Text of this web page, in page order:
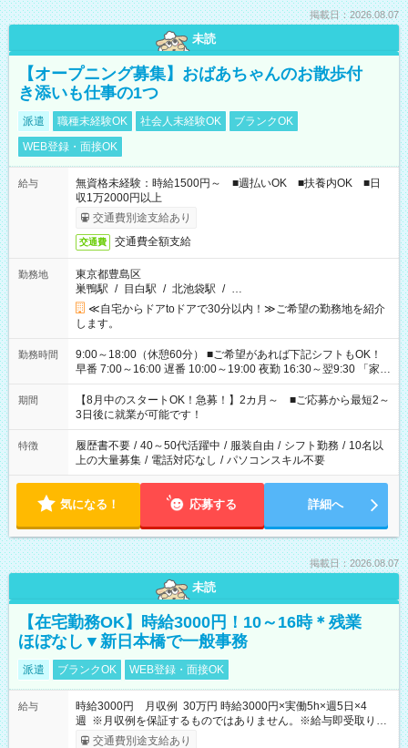
掲載日：2026.08.07
未読
【オープニング募集】おばあちゃんのお散歩付
き添いも仕事の1つ
派遣 職種未経験OK 社会人未経験OK
ブランクOK
WEB登録・面接OK
給与
無資格未経験：時給1500円～ ■週払いOK ■扶養内OK ■日
収1万2000円以上
交通費別途支給あり
交通費 交通費全額支給
勤務地
東京都豊島区
巣鴨駅 / 目白駅 / 北池袋駅 / …
≪自宅からドアtoドアで30分以内！≫ご希望の勤務地を紹介
します。
勤務時間
9:00～18:00（休憩60分） ■ご希望があれば下記シフトもOK！
早番 7:00～16:00 遅番 10:00～19:00 夜勤 16:30～翌9:30 「家族
と休みを合わせたい」 「余裕を持って夕飯の準備がしたい」
「できれば残業はしたくない」 など、ご希望を教えてください
ね。 ※Wワーク希望の方へ 今ご覧のお仕事で希望する勤務時間
と、もう1つのお仕事の勤務時間。 合計で週40時間を超える場
合は応募できません。
期間
【8月中のスタートOK！急募！】2カ月～ ■ご応募から最短2～
3日後に就業が可能です！
特徴 履歴書不要 / 40～50代活躍中 / 服装自由 / シフト勤務 / 10名以
上の大量募集 / 電話対応なし / パソコンスキル不要
気になる！ 応募する 詳細へ
掲載日：2026.08.07
未読
【在宅勤務OK】時給3000円！10～16時＊残業
ほぼなし▼新日本橋で一般事務
派遣 ブランクOK WEB登録・面接OK
給与
時給3000円 月収例 30万円 時給3000円×実働5h×週5日×4
週 ※月収例を保証するものではありません。※給与即受取りサ
ービス利用可（利用条件有）
交通費別途支給あり